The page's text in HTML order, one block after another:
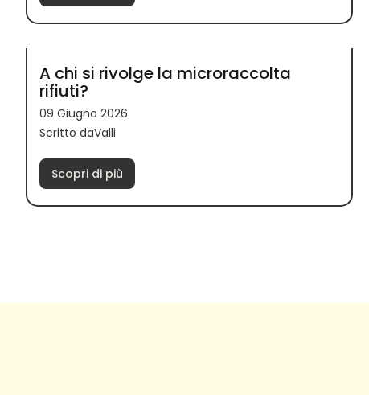
A chi si rivolge la microraccolta
rifiuti?
09 Giugno 2026
Scritto daValli
Scopri di più